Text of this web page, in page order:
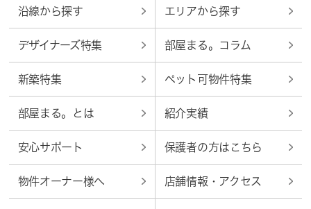
沿線から探す エリアから探す
デザイナーズ特集 部屋まる。コラム
新築特集 ペット可物件特集
部屋まる。とは 紹介実績
安心サポート 保護者の方はこちら
物件オーナー様へ 店舗情報・アクセス